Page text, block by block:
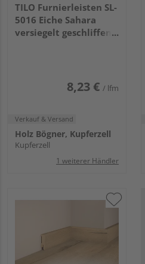
TILO Furnierleisten SL-
5016 Eiche Sahara
versiegelt geschliffen
8,23 € / lfm
Verkauf & Versand
Holz Bögner, Kupferzell
Kupferzell
1 weiterer Händler